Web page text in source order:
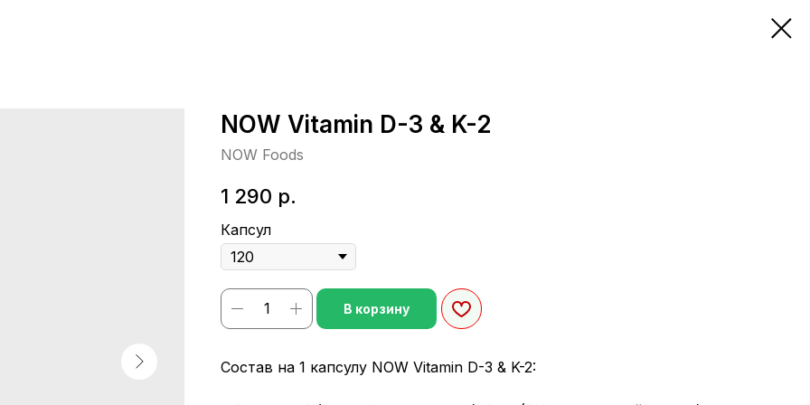
NOW Vitamin D-3 & K-2
NOW Foods
1 290 р.
Капсул
В корзину
Состав на 1 капсулу NOW Vitamin D-3 & K-2: